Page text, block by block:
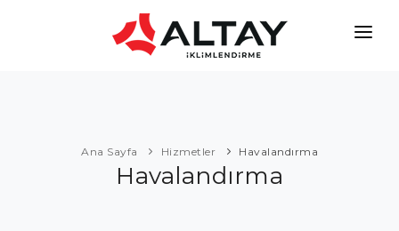
Ana Sayfa Hizmetler Havalandırma
Havalandırma